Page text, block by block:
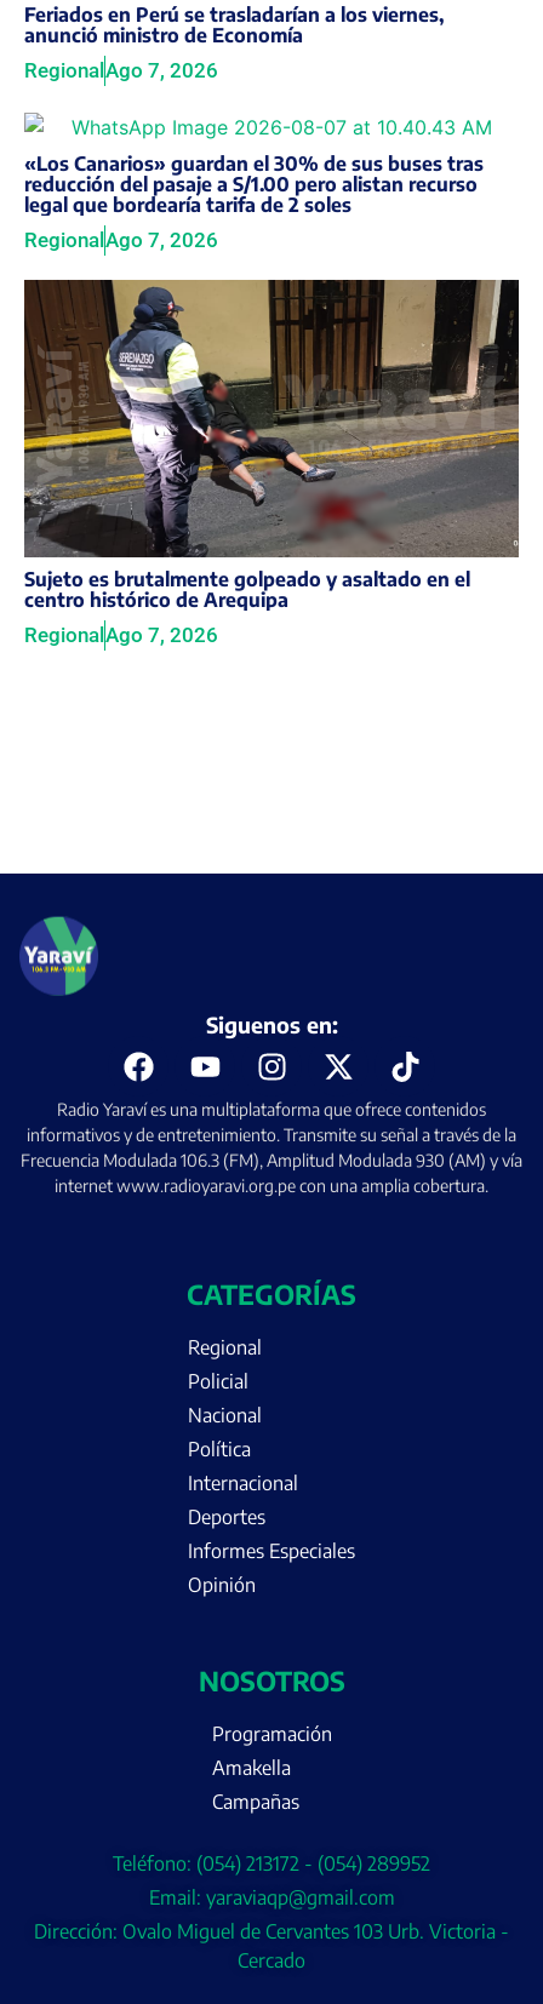
Feriados en Perú se trasladarían a los viernes,
anunció ministro de Economía
RegionalAgo 7, 2026
«Los Canarios» guardan el 30% de sus buses tras
reducción del pasaje a S/1.00 pero alistan recurso
legal que bordearía tarifa de 2 soles
RegionalAgo 7, 2026
Sujeto es brutalmente golpeado y asaltado en el
centro histórico de Arequipa
Regional Ago 7, 2026
Radio Yaraví es una multiplataforma que ofrece contenidos
informativos y de entretenimiento. Transmite su señal a través de la
Frecuencia Modulada 106.3 (FM), Amplitud Modulada 930 (AM) y vía
internet www.radioyaravi.org.pe con una amplia cobertura.
Siguenos en:
CATEGORÍAS
Regional
Policial
Nacional
Política
Internacional
Deportes
Informes Especiales
Opinión
NOSOTROS
Programación
Amakella
Campañas
Teléfono: (054) 213172 - (054) 289952
Email: yaraviaqp@gmail.com
Dirección: Ovalo Miguel de Cervantes 103 Urb. Victoria -
Cercado